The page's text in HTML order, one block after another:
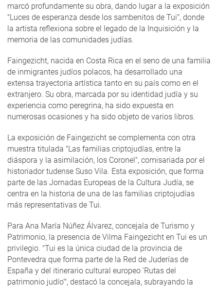
marcó profundamente su obra, dando lugar a la exposición
"Luces de esperanza desde los sambenitos de Tui", donde
la artista reflexiona sobre el legado de la Inquisición y la
memoria de las comunidades judías.
Faingezicht, nacida en Costa Rica en el seno de una familia
de inmigrantes judíos polacos, ha desarrollado una
extensa trayectoria artística tanto en su país como en el
extranjero. Su obra, marcada por su identidad judía y su
experiencia como peregrina, ha sido expuesta en
numerosas ocasiones y ha sido objeto de varios libros.
La exposición de Faingezicht se complementa con otra
muestra titulada "Las familias criptojudías, entre la
diáspora y la asimilación, los Coronel", comisariada por el
historiador tudense Suso Vila. Esta exposición, que forma
parte de las Jornadas Europeas de la Cultura Judía, se
centra en la historia de una de las familias criptojudías
más representativas de Tui.
Para Ana María Núñez Álvarez, concejala de Turismo y
Patrimonio, la presencia de Vilma Faingezicht en Tui es un
privilegio. "Tui es la única ciudad de la provincia de
Pontevedra que forma parte de la Red de Juderías de
España y del itinerario cultural europeo 'Rutas del
patrimonio judío'", destacó la concejala, subrayando la